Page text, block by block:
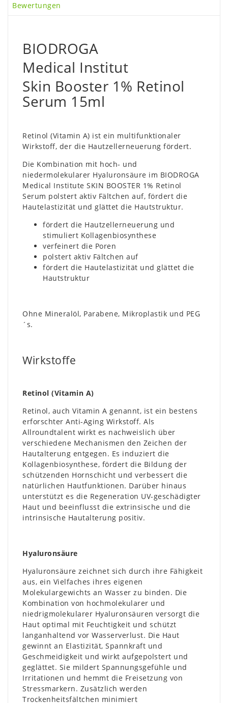
Bewertungen
BIODROGA
Medical Institut
Skin Booster 1% Retinol
Serum 15ml
Retinol (Vitamin A) ist ein multifunktionaler
Wirkstoff, der die Hautzellerneuerung fördert.
Die Kombination mit hoch- und
niedermolekularer Hyaluronsäure im BIODROGA
Medical Institute SKIN BOOSTER 1% Retinol
Serum polstert aktiv Fältchen auf, fördert die
Hautelastizität und glättet die Hautstruktur.
fördert die Hautzellerneuerung und
stimuliert Kollagenbiosynthese
verfeinert die Poren
polstert aktiv Fältchen auf
fördert die Hautelastizität und glättet die
Hautstruktur
Ohne Mineralöl, Parabene, Mikroplastik und PEG
´s.
Wirkstoffe
Retinol (Vitamin A)
Retinol, auch Vitamin A genannt, ist ein bestens
erforschter Anti-Aging Wirkstoff. Als
Allroundtalent wirkt es nachweislich über
verschiedene Mechanismen den Zeichen der
Hautalterung entgegen. Es induziert die
Kollagenbiosynthese, fördert die Bildung der
schützenden Hornschicht und verbessert die
natürlichen Hautfunktionen. Darüber hinaus
unterstützt es die Regeneration UV-geschädigter
Haut und beeinflusst die extrinsische und die
intrinsische Hautalterung positiv.
Hyaluronsäure
Hyaluronsäure zeichnet sich durch ihre Fähigkeit
aus, ein Vielfaches ihres eigenen
Molekulargewichts an Wasser zu binden. Die
Kombination von hochmolekularer und
niedrigmolekularer Hyaluronsäuren versorgt die
Haut optimal mit Feuchtigkeit und schützt
langanhaltend vor Wasserverlust. Die Haut
gewinnt an Elastizität, Spannkraft und
Geschmeidigkeit und wirkt aufgepolstert und
geglättet. Sie mildert Spannungsgefühle und
Irritationen und hemmt die Freisetzung von
Stressmarkern. Zusätzlich werden
Trockenheitsfältchen minimiert